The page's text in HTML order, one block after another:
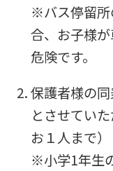
※バス停留所
合、お子様
危険です。
保護者様の
とさせてい
お１人まで）
※小学1年生